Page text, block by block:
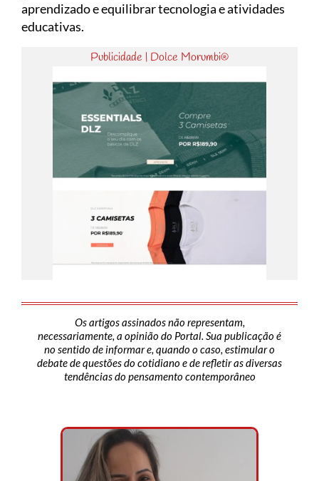
aprendizado e equilibrar tecnologia e atividades
educativas.
Publicidade | Dolce Morumbi®
Os artigos assinados não representam,
necessariamente, a opinião do Portal. Sua publicação é
no sentido de informar e, quando o caso, estimular o
debate de questões do cotidiano e de refletir as diversas
tendências do pensamento contemporâneo